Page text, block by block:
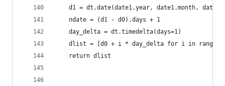
d1 = dt.date(date1.year, date1.month,
    ndate = (d1 - d0).days + 1
    day_delta = dt.timedelta(days=1)
dlist = [d0 + i * day_delta for i in
    return dlist